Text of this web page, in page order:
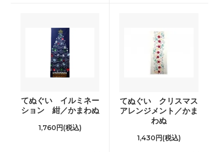
てぬぐい イルミネー
ション 紺／かまわぬ
1,760円(税込)
てぬぐい クリスマス
アレンジメント／かま
わぬ
1,430円(税込)